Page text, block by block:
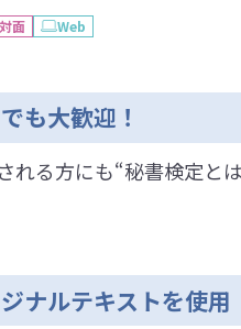
対面 Web
も大歓迎！
れる方にも“秘書検定と
ナルテキストを使⽤